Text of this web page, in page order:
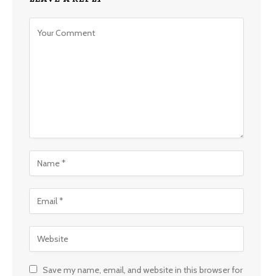
Save my name, email, and website in this browser for